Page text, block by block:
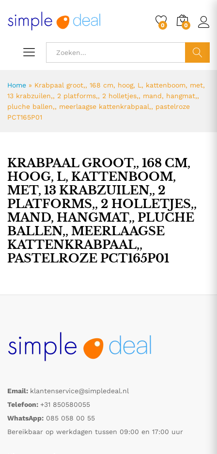
0 0
Home » Krabpaal groot,, 168 cm, hoog, L, kattenboom, met,
13 krabzuilen,, 2 platforms,, 2 holletjes,, mand, hangmat,,
pluche ballen,, meerlaagse kattenkrabpaal,, pastelroze
PCT165P01
KRABPAAL GROOT,, 168 CM,
HOOG, L, KATTENBOOM,
MET, 13 KRABZUILEN,, 2
PLATFORMS,, 2 HOLLETJES,,
MAND, HANGMAT,, PLUCHE
BALLEN,, MEERLAAGSE
KATTENKRABPAAL,,
PASTELROZE PCT165P01
Email: klantenservice@simpledeal.nl
Telefoon: +31 850580055
WhatsApp: 085 058 00 55
Bereikbaar op werkdagen tussen 09:00 en 17:00 uur